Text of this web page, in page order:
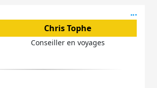
Chris Tophe
Conseiller en voyages